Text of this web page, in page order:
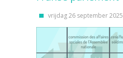
vrijdag 26 september 2025